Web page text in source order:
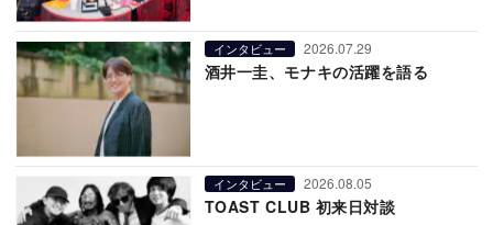
インタビュー 2026.07.29
酒井一圭、モナキの活躍を語る
インタビュー 2026.08.05
TOAST CLUB 初来日対談